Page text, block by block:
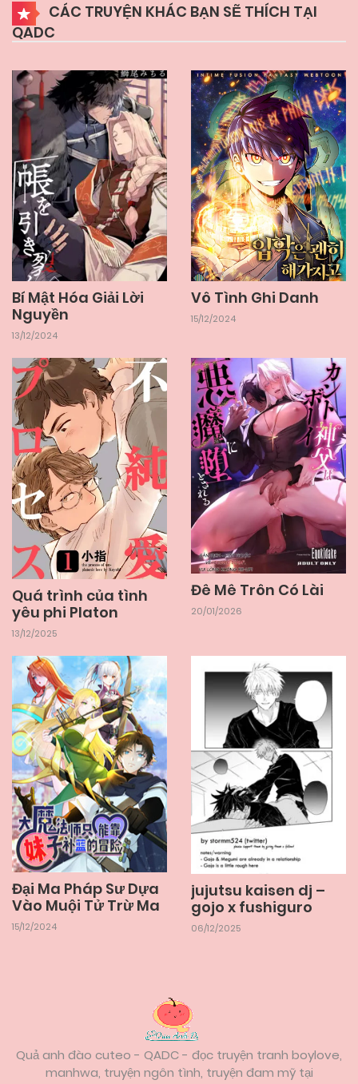
CÁC TRUYỆN KHÁC BẠN SẼ THÍCH TẠI
QADC
Bí Mật Hóa Giải Lời
Nguyền
13/12/2024
Vô Tình Ghi Danh
15/12/2024
Quá trình của tình
yêu phi Platon
13/12/2025
Đê Mê Trôn Có Lài
20/01/2026
Đại Ma Pháp Sư Dựa
Vào Muội Tử Trừ Ma
15/12/2024
jujutsu kaisen dj –
gojo x fushiguro
06/12/2025
Quả anh đào cuteo - QADC - đọc truyện tranh boylove,
manhwa, truyện ngôn tình, truyện đam mỹ tại